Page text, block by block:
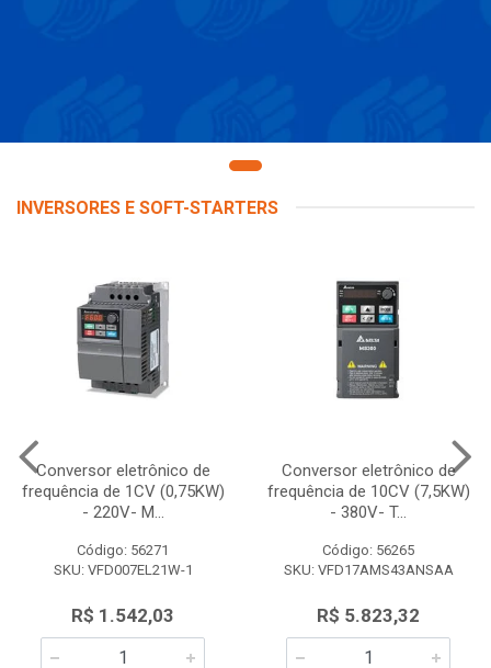
INVERSORES E SOFT-STARTERS
Conversor eletrônico de
frequência de 1CV (0,75KW)
- 220V- M...
Código: 56271
SKU: VFD007EL21W-1
R$ 1.542,03
Conversor eletrônico de
frequência de 10CV (7,5KW)
- 380V- T...
Código: 56265
SKU: VFD17AMS43ANSAA
R$ 5.823,32